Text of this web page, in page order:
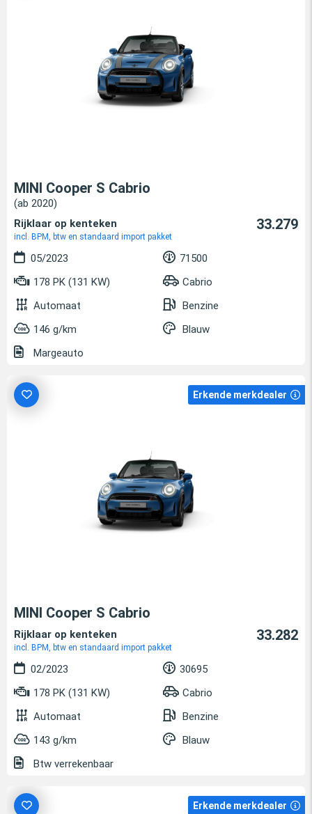
MINI Cooper S Cabrio
(ab 2020)
Rijklaar op kenteken
incl. BPM, btw en standaard import pakket
33.279
05/2023
71500
178 PK (131 KW)
Cabrio
Automaat
Benzine
146 g/km
Blauw
Margeauto
Erkende merkdealer
MINI Cooper S Cabrio
Rijklaar op kenteken
incl. BPM, btw en standaard import pakket
33.282
02/2023
30695
178 PK (131 KW)
Cabrio
Automaat
Benzine
143 g/km
Blauw
Btw verrekenbaar
Erkende merkdealer